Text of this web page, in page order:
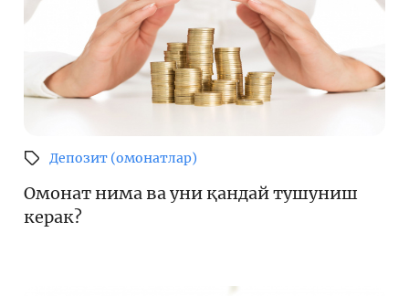
Депозит (омонатлар)
Омонат нима ва уни қандай тушуниш
керак?